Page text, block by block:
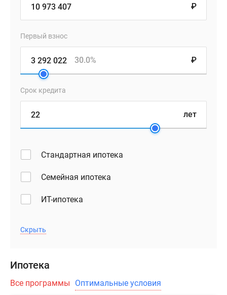
₽
Первый взнос
₽
30.0%
Срок кредита
лет
Стандартная ипотека
Семейная ипотека
ИТ-ипотека
Скрыть
Ипотека
Все программы Оптимальные условия